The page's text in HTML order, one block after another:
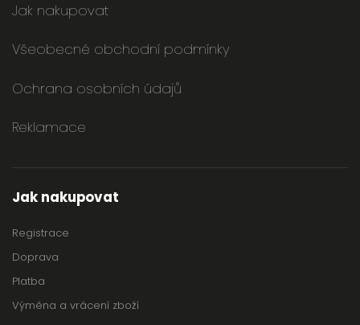
Jak nakupovat
Všeobecné obchodní podmínky
Ochrana osobních údajů
Reklamace
Jak nakupovat
Registrace
Doprava
Platba
Výměna a vrácení zboží